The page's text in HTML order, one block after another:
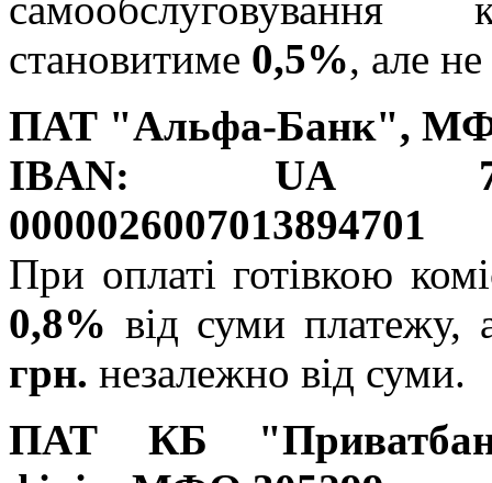
становитиме 0,5%, але
ПАТ "Альфа-Банк",
IBAN: UA
0000026007013894701
При оплаті готівкою
0,8% від суми
грн. незалежно від суми.
ПАТ КБ